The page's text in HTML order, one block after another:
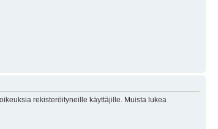
rekisteröityneille käyttäjille. Muista lukea